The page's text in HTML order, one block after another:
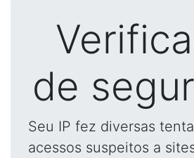
de
Seu IP fez diversas
acessos suspeitos a